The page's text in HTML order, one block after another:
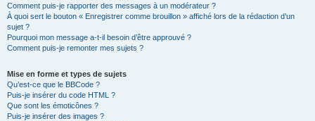
Comment puis-je rapporter des messages à un modérateur ?
À quoi sert le bouton « Enregistrer comme brouillon » affiché lors de la rédaction d’un
sujet ?
Pourquoi mon message a-t-il besoin d’être approuvé ?
Comment puis-je remonter mes sujets ?
Mise en forme et types de sujets
Qu’est-ce que le BBCode ?
Puis-je insérer du code HTML ?
Que sont les émoticônes ?
Puis-je insérer des images ?